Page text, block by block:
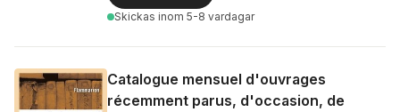
Skickas inom 5-8 vardagar
Catalogue mensuel d'ouvrages
récemment parus, d'occasion, de